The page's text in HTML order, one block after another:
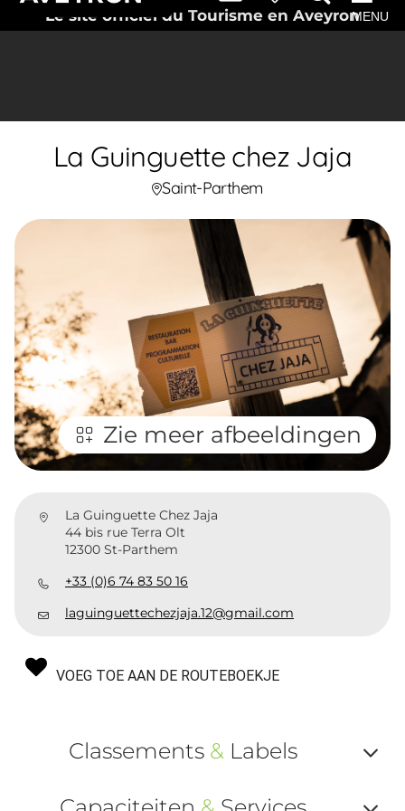
Le site officiel du Tourisme en AveyronMENU
La Guinguette chez Jaja
Saint-Parthem
Zie meer afbeeldingen
La Guinguette Chez Jaja
44 bis rue Terra Olt
12300 St-Parthem
+33 (0)6 74 83 50 16
laguinguettechezjaja.12@gmail.com
VOEG TOE AAN DE ROUTEBOEKJE
Classements & Labels